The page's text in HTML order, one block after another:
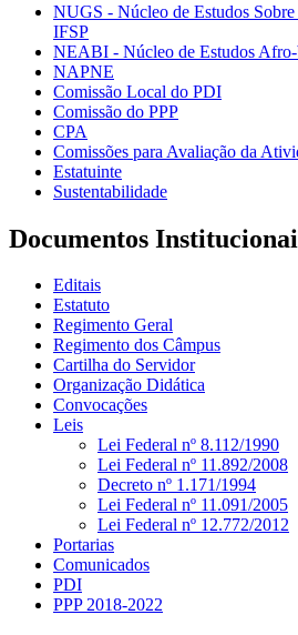
NUGS - Núcleo de Estudos
IFSP
NEABI - Núcleo de Estudos Afro-
NAPNE
Comissão Local do PDI
Comissão do PPP
CPA
Comissões para Avaliação da
Estatuinte
Sustentabilidade
Documentos
Editais
Estatuto
Regimento Geral
Regimento dos Câmpus
Cartilha do Servidor
Organização Didática
Convocações
Leis
Lei Federal nº 8.112/1990
Lei Federal nº 11.892/2008
Decreto nº 1.171/1994
Lei Federal nº 11.091/2005
Lei Federal nº 12.772/2012
Portarias
Comunicados
PDI
PPP 2018-2022